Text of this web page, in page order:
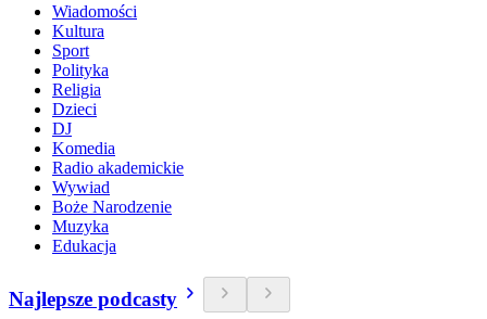
Wiadomości
Kultura
Sport
Polityka
Religia
Dzieci
DJ
Komedia
Radio akademickie
Wywiad
Boże Narodzenie
Muzyka
Edukacja
Najlepsze podcasty